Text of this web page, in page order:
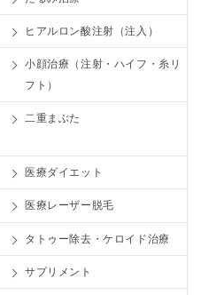
ヒアルロン酸注射（注入）
小顔治療（注射・ハイフ・糸リ
フト）
二重まぶた
医療ダイエット
医療レーザー脱毛
タトゥー除去・ケロイド治療
サプリメント